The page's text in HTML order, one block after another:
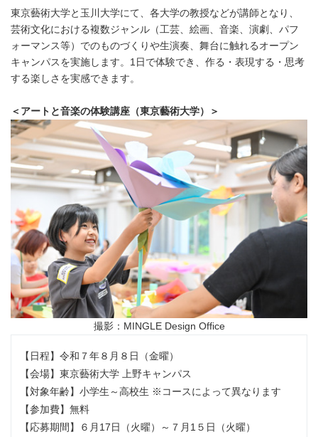
東京藝術大学と玉川大学にて、各大学の教授などが講師となり、
芸術文化における複数ジャンル（工芸、絵画、音楽、演劇、パフ
ォーマンス等）でのものづくりや生演奏、舞台に触れるオープン
キャンパスを実施します。1日で体験でき、作る・表現する・思考
する楽しさを実感できます。
＜アートと音楽の体験講座（東京藝術大学）＞
撮影：MINGLE Design Office
【日程】令和７年８月８日（金曜）
【会場】東京藝術大学 上野キャンパス
【対象年齢】小学生～高校生 ※コースによって異なります
【参加費】無料
【応募期間】６月17日（火曜）～７月1５日（火曜）